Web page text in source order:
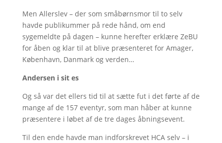
Men Allerslev – der som småbørnsmor til to selv
havde publikummer på rede hånd, om end
sygemeldte på dagen – kunne herefter erklære ZeBU
for åben og klar til at blive præsenteret for Amager,
København, Danmark og verden…
Andersen i sit es
Og så var det ellers tid til at sætte fut i det førte af de
mange af de 157 eventyr, som man håber at kunne
præsentere i løbet af de tre dages åbningsevent.
Til den ende havde man indforskrevet HCA selv – i